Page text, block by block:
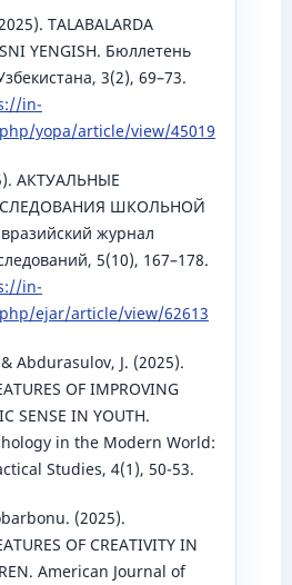
TALABALARDA
YENGISH. Бюллетень
3(2), 69–73.
in-
yopa/article/view/45019
АКТУАЛЬНЫЕ
ШКОЛЬНОЙ
журнал
5(10), 167–178.
in-
ejar/article/view/62613
Abdurasulov, J. (2025).
OF IMPROVING
SENSE IN YOUTH.
in the Modern World:
Studies, 4(1), 50-53.
(2025).
OF CREATIVITY IN
American Journal of